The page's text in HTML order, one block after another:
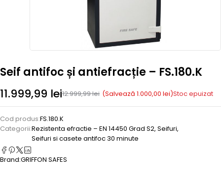
Seif antifoc și antiefracție – FS.180.K
12.999,99lei
11.999,99 lei (Salvează 1.000,00 lei)Stoc epuizat
Cod produs:FS.180.K
Categorii:Rezistenta efractie – EN 14450 Grad S2, Seifuri,
Seifuri si casete antifoc 30 minute
Brand:GRIFFON SAFES